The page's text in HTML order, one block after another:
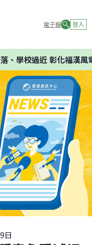
電子報 登入
學校過近 彰化福漢風
日